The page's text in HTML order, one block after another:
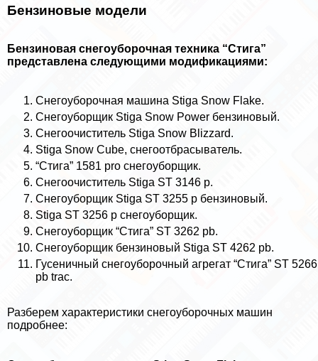
Бензиновые модели
Бензиновая снегоуборочная техника “Стига”
представлена следующими модификациями:
Снегоуборочная машина Stiga Snow Flake.
Снегоуборщик Stiga Snow Power бензиновый.
Снегоочиститель Stiga Snow Blizzard.
Stiga Snow Cube, снегоотбрасыватель.
“Стига” 1581 pro снегоуборщик.
Снегоочиститель Stiga ST 3146 p.
Снегоуборщик Stiga ST 3255 p бензиновый.
Stiga ST 3256 p снегоуборщик.
Снегоуборщик “Стига” ST 3262 pb.
Снегоуборщик бензиновый Stiga ST 4262 pb.
Гусеничный снегоуборочный агрегат “Стига” ST 5266
pb trac.
Разберем хаpaктеристики снегоуборочных машин
подробнее: